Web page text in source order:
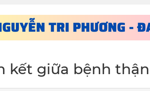
kết giữa bệnh